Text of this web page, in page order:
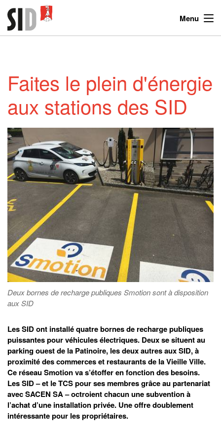
Menu
Faites le plein d'énergie
aux stations des SID
Deux bornes de recharge publiques Smotion sont à disposition
aux SID
Les SID ont installé quatre bornes de recharge publiques
puissantes pour véhicules électriques. Deux se situent au
parking ouest de la Patinoire, les deux autres aux SID, à
proximité des commerces et restaurants de la Vieille Ville.
Ce réseau Smotion va s’étoffer en fonction des besoins.
Les SID – et le TCS pour ses membres grâce au partenariat
avec SACEN SA – octroient chacun une subvention à
l’achat d’une installation privée. Une offre doublement
intéressante pour les propriétaires.